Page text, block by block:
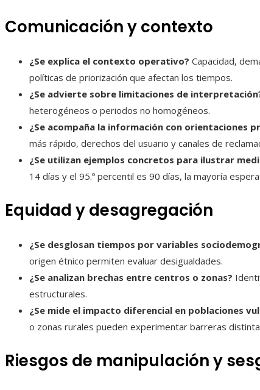
Comunicación y contexto
¿Se explica el contexto operativo? Capacidad,
políticas de priorización que afectan los tiempos.
¿Se advierte sobre limitaciones de
heterogéneos o periodos no homogéneos.
¿Se acompaña la información con orientaciones
más rápido, derechos del usuario y canales de
¿Se utilizan ejemplos concretos para ilustrar
14 días y el 95.º percentil es 90 días, la mayoría
Equidad y desagregación
¿Se desglosan tiempos por variables
origen étnico permiten evaluar desigualdades.
¿Se analizan brechas entre centros o zonas?
estructurales.
¿Se mide el impacto diferencial en poblaciones
o zonas rurales pueden experimentar barreras
Riesgos de manipulación y